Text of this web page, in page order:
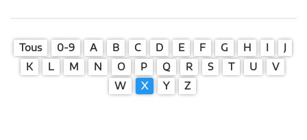
Tous 0-9 A B C D E F G H I
J
K
L M N O P Q R S T U
V
W
X Y Z